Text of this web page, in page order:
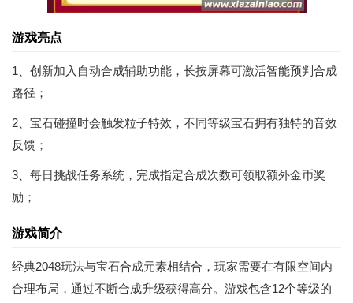
游戏亮点
1、创新加入自动合成辅助功能，长按屏幕可激活智能预判合成
路径；
2、宝石碰撞时会触发粒子特效，不同等级宝石拥有独特的音效
反馈；
3、每日挑战任务系统，完成指定合成次数可领取额外金币奖
励；
游戏简介
经典2048玩法与宝石合成元素相结合，玩家需要在有限空间内
合理布局，通过不断合成升级获得高分。游戏包含12个等级的